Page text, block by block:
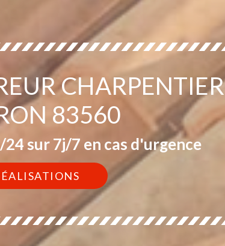
CHARPENTIER
83560
sur 7j/7 en cas d'urgence